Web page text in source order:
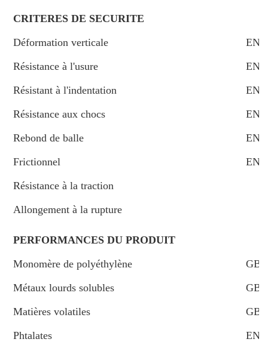
CRITERES DE SECURITE
Déformation verticale
Résistance à l'usure
EN
Résistant à l'indentation
EN
Résistance aux chocs
EN
Rebond de balle
Frictionnel
Résistance à la traction
Allongement à la rupture
PERFORMANCES DU PRODUIT
Monomère de polyéthylène
GB
Métaux lourds solubles
GB
Matières volatiles
GB
Phtalates
EN